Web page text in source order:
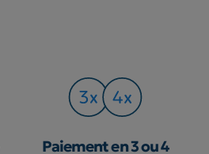
Paiement en 3 ou 4